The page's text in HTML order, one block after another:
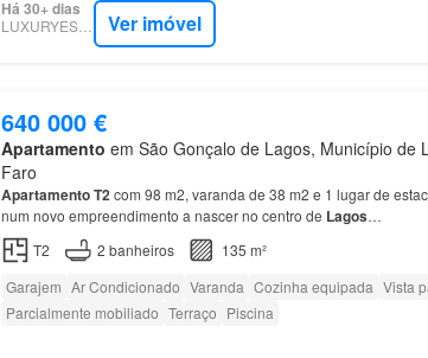
Há 30+ dias
LUXURYESTATE Ver imóvel
640 000 €
Apartamento em São Gonçalo de Lagos, Município de
Faro
ApartamentoT2com 98 m2, varanda de 38 m2 e 1 lugar de
num novo empreendimento a nascer no centro de Lagos…
T2
2 banheiros
135 m²
Garajem Ar Condicionado Varanda Cozinha equipada Vista
Parcialmente mobiliado Terraço Piscina